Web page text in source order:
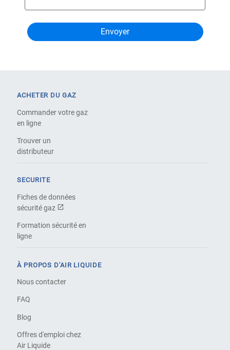
ACHETER DU GAZ
Commander votre gaz
en ligne
Trouver un
distributeur
SECURITE
Fiches de données
sécurité gaz
Formation sécurité en
ligne
À PROPOS D'AIR LIQUIDE
Nous contacter
FAQ
Blog
Offres d'emploi chez
Air Liquide